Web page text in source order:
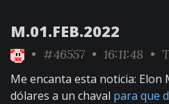
M.01.FEB.2022
• #46557 • 16:11:48 •
Me encanta esta noticia: Elon
dólares a un chaval para que